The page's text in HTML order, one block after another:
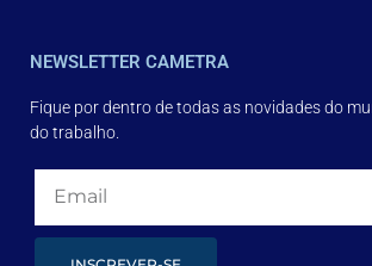
NEWSLETTER CAMETRA
Fique por dentro de todas as novidades do
do trabalho.